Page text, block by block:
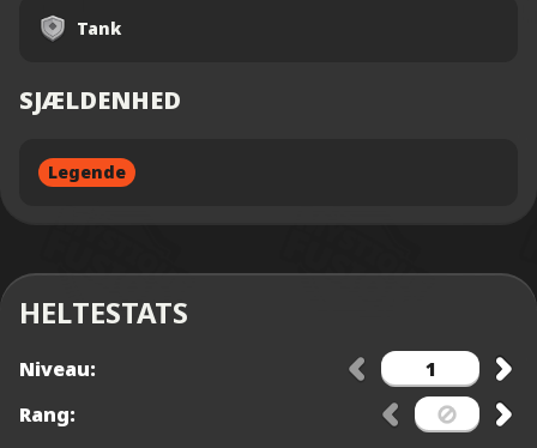
Tank
SJÆLDENHED
Legende
HELTESTATS
Niveau:
Rang: